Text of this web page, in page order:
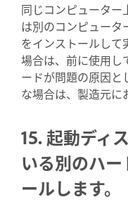
同じコンピューター
は別のコンピュータ
をインストールして
場合は、前に使用し
ードが問題の原因と
な場合は、製造元に
15. 起動ディ
いる別のハ
ールします。